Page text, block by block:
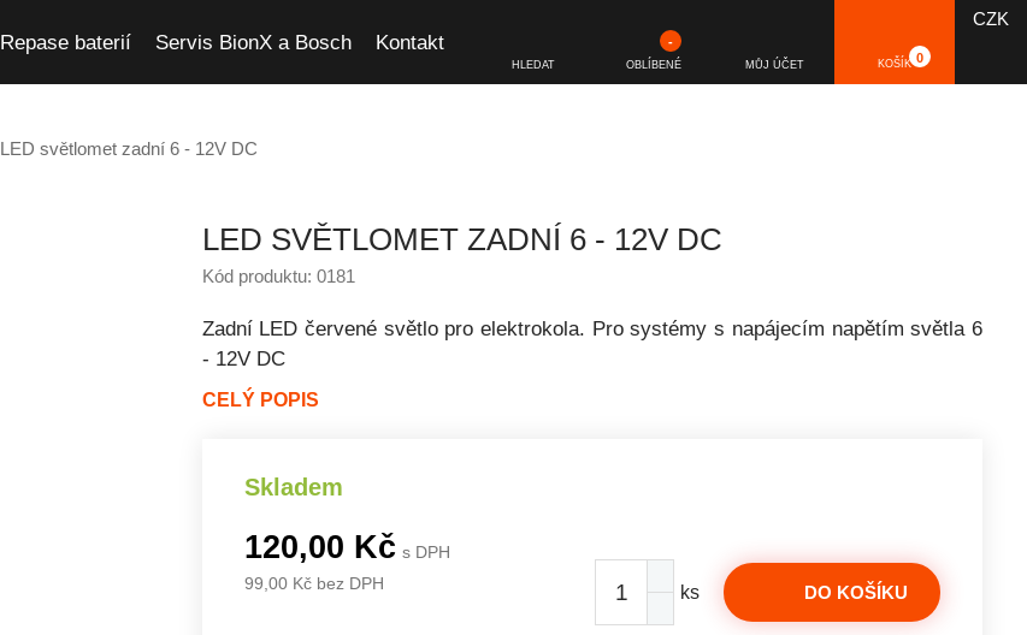
Repase baterií Servis BionX a Bosch Kontakt
HLEDAT OBLÍBENÉ
-
MŮJ ÚČET KOŠÍK 0
CZK
LED světlomet zadní 6 - 12V DC
LED SVĚTLOMET ZADNÍ 6 - 12V DC
Kód produktu: 0181
Zadní LED červené světlo pro elektrokola. Pro systémy s napájecím napětím světla 6
- 12V DC
CELÝ POPIS
Skladem
120,00 Kč s DPH
99,00 Kč bez DPH
ks DO KOŠÍKU